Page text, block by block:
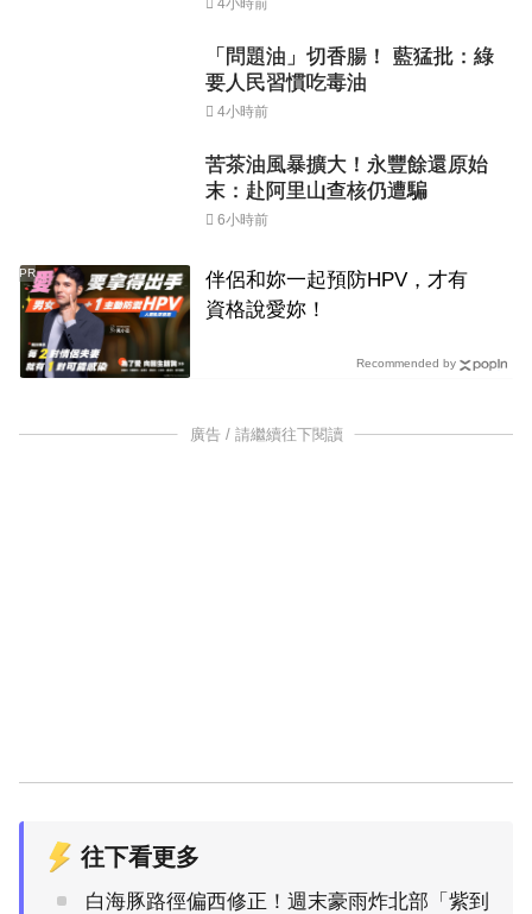
4小時前
「問題油」切香腸！ 藍猛批：綠
要人民習慣吃毒油
4小時前
苦茶油風暴擴大！永豐餘還原始
末：赴阿里山查核仍遭騙
6小時前
伴侶和妳一起預防HPV，才有
資格說愛妳！
PR
Recommended by
廣告 / 請繼續往下閱讀
往下看更多
白海豚路徑偏西修正！週末豪雨炸北部「紫到